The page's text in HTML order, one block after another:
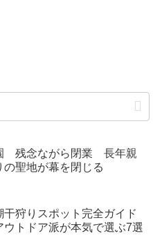
残念ながら閉業 長年親
の聖地が幕を閉じる
干狩りスポット完全ガイド
ウトドア派が本気で選ぶ7選